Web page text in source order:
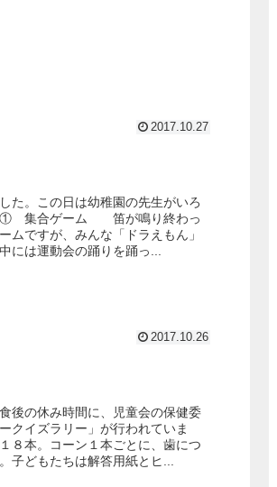
2017.10.27
た。この日は幼稚園の先生がいろ
① 集合ゲーム 笛が鳴り終わっ
ムですが、みんな「ドラえもん」
には運動会の踊りを踊っ...
2017.10.26
後の休み時間に、児童会の保健委
クイズラリー」が行われていま
８本。コーン１本ごとに、歯につ
子どもたちは解答用紙とヒ...